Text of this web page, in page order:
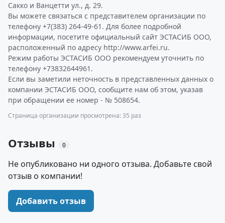
Сакко и Ванцетти ул., д. 29.
Вы можете связаться с представителем организации по
телефону +7(383) 264-49-61. Для более подробной
информации, посетите официальный сайт ЭСТАСИБ ООО,
расположенный по адресу http://www.arfei.ru.
Режим работы ЭСТАСИБ ООО рекомендуем уточнить по
телефону +73832644961.
Если вы заметили неточность в представленных данных о
компании ЭСТАСИБ ООО, сообщите нам об этом, указав
при обращении ее номер - № 508654.
Страница организации просмотрена: 35 раз
Отзывы 0
Не опубликовано ни одного отзыва. Добавьте свой
отзыв о компании!
Добавить отзыв